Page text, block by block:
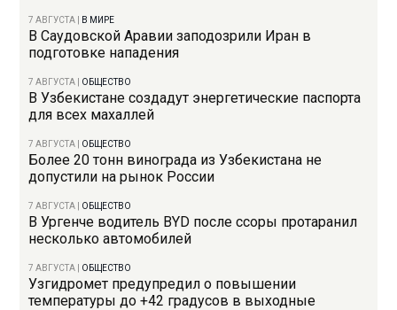
7 АВГУСТА В МИРЕ
В Саудовской Аравии заподозрили Иран в
подготовке нападения
7 АВГУСТА ОБЩЕСТВО
В Узбекистане создадут энергетические паспорта
для всех махаллей
7 АВГУСТА ОБЩЕСТВО
Более 20 тонн винограда из Узбекистана не
допустили на рынок России
7 АВГУСТА ОБЩЕСТВО
В Ургенче водитель BYD после ссоры протаранил
несколько автомобилей
7 АВГУСТА ОБЩЕСТВО
Узгидромет предупредил о повышении
температуры до +42 градусов в выходные